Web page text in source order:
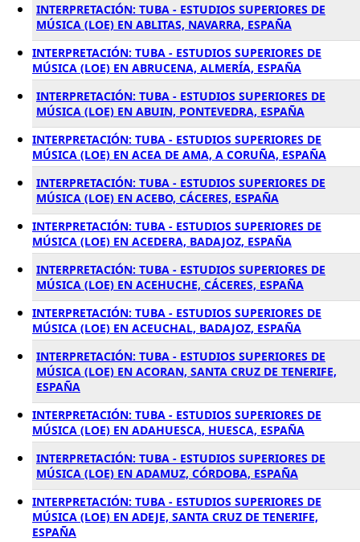
INTERPRETACIÓN: TUBA - ESTUDIOS SUPERIORES DE
MÚSICA (LOE) EN ABLITAS, NAVARRA, ESPAÑA
INTERPRETACIÓN: TUBA - ESTUDIOS SUPERIORES DE
MÚSICA (LOE) EN ABRUCENA, ALMERÍA, ESPAÑA
INTERPRETACIÓN: TUBA - ESTUDIOS SUPERIORES DE
MÚSICA (LOE) EN ABUIN, PONTEVEDRA, ESPAÑA
INTERPRETACIÓN: TUBA - ESTUDIOS SUPERIORES DE
MÚSICA (LOE) EN ACEA DE AMA, A CORUÑA, ESPAÑA
INTERPRETACIÓN: TUBA - ESTUDIOS SUPERIORES DE
MÚSICA (LOE) EN ACEBO, CÁCERES, ESPAÑA
INTERPRETACIÓN: TUBA - ESTUDIOS SUPERIORES DE
MÚSICA (LOE) EN ACEDERA, BADAJOZ, ESPAÑA
INTERPRETACIÓN: TUBA - ESTUDIOS SUPERIORES DE
MÚSICA (LOE) EN ACEHUCHE, CÁCERES, ESPAÑA
INTERPRETACIÓN: TUBA - ESTUDIOS SUPERIORES DE
MÚSICA (LOE) EN ACEUCHAL, BADAJOZ, ESPAÑA
INTERPRETACIÓN: TUBA - ESTUDIOS SUPERIORES DE
MÚSICA (LOE) EN ACORAN, SANTA CRUZ DE TENERIFE,
ESPAÑA
INTERPRETACIÓN: TUBA - ESTUDIOS SUPERIORES DE
MÚSICA (LOE) EN ADAHUESCA, HUESCA, ESPAÑA
INTERPRETACIÓN: TUBA - ESTUDIOS SUPERIORES DE
MÚSICA (LOE) EN ADAMUZ, CÓRDOBA, ESPAÑA
INTERPRETACIÓN: TUBA - ESTUDIOS SUPERIORES DE
MÚSICA (LOE) EN ADEJE, SANTA CRUZ DE TENERIFE,
ESPAÑA